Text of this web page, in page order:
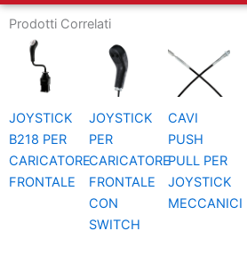
Prodotti Correlati
JOYSTICK
B218 PER
CARICATORE
FRONTALE
JOYSTICK
PER
CARICATORE
FRONTALE
CON
SWITCH
CAVI
PUSH
PULL PER
JOYSTICK
MECCANICI